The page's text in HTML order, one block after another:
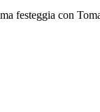
festeggia con